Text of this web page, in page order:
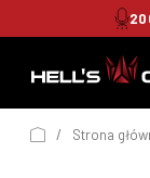
/ Strona